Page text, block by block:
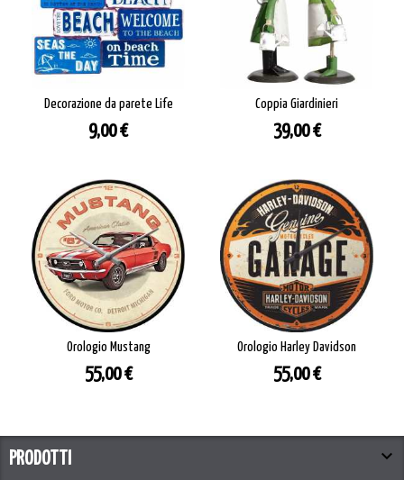
Decorazione da parete Life
Prezzo
9,00 €
Coppia Giardinieri
Prezzo
39,00 €
Orologio Mustang
Prezzo
55,00 €
Orologio Harley Davidson
Prezzo
55,00 €
PRODOTTI 